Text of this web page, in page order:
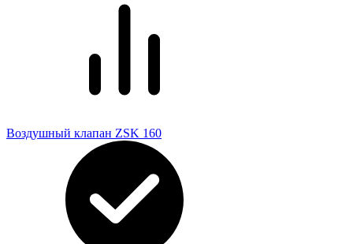
Воздушный клапан ZSK 160